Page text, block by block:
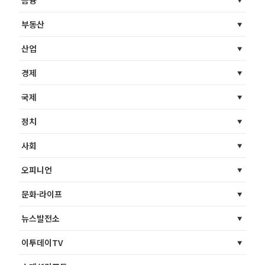
부동산
산업
경제
국제
정치
사회
오피니언
문화·라이프
뉴스발전소
이투데이TV